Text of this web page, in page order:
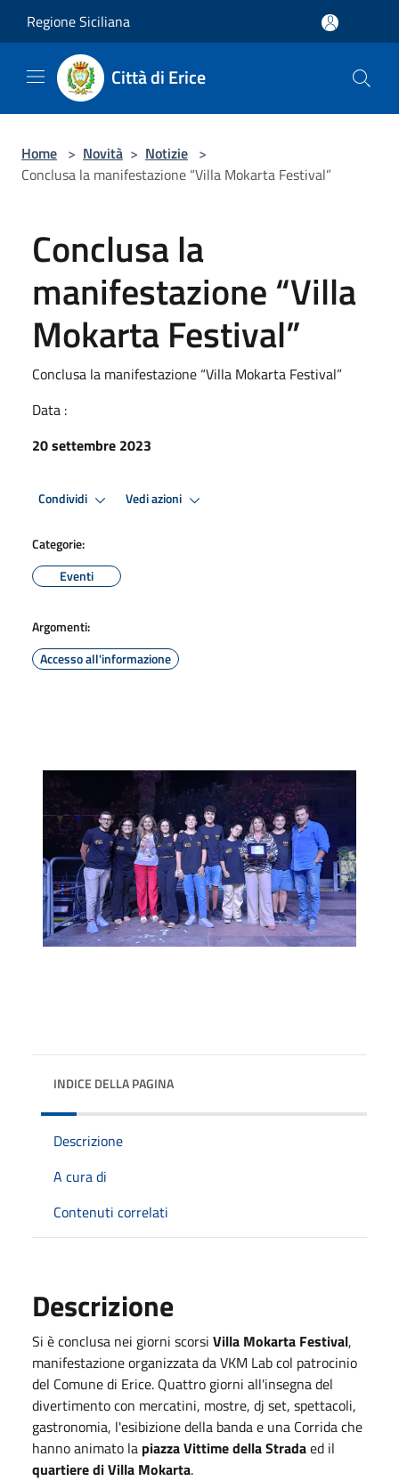
Regione Siciliana
Città di Erice
Home > Novità > Notizie >
Conclusa la manifestazione “Villa Mokarta Festival”
Conclusa la
manifestazione “Villa
Mokarta Festival”
Conclusa la manifestazione “Villa Mokarta Festival”
Data :
20 settembre 2023
Condividi Vedi azioni
Categorie:
Eventi
Argomenti:
Accesso all'informazione
INDICE DELLA PAGINA
Descrizione
A cura di
Contenuti correlati
Descrizione
Si è conclusa nei giorni scorsi Villa Mokarta Festival,
manifestazione organizzata da VKM Lab col patrocinio
del Comune di Erice. Quattro giorni all'insegna del
divertimento con mercatini, mostre, dj set, spettacoli,
gastronomia, l'esibizione della banda e una Corrida che
hanno animato la piazza Vittime della Stradaed il
quartiere di Villa Mokarta.